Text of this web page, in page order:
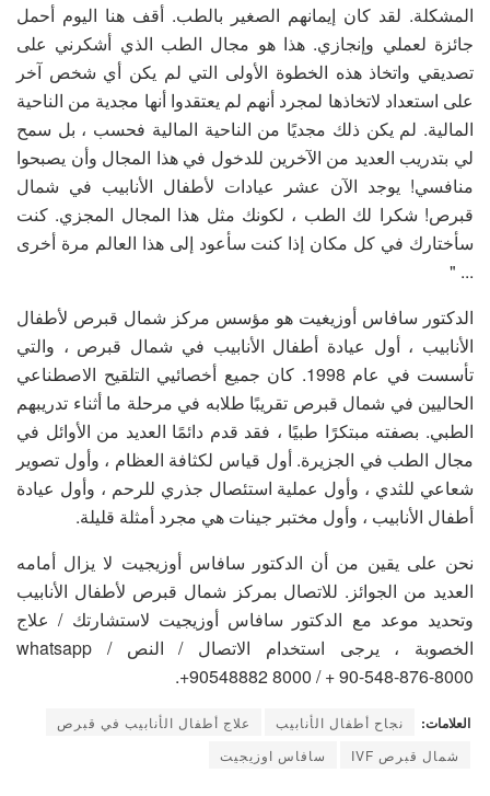
المشكلة. لقد كان إيمانهم الصغير بالطب. أقف هنا اليوم أحمل
جائزة لعملي وإنجازي. هذا هو مجال الطب الذي أشكرني على
تصديقي واتخاذ هذه الخطوة الأولى التي لم يكن أي شخص آخر
على استعداد لاتخاذها لمجرد أنهم لم يعتقدوا أنها مجدية من الناحية
المالية. لم يكن ذلك مجديًا من الناحية المالية فحسب ، بل سمح
لي بتدريب العديد من الآخرين للدخول في هذا المجال وأن يصبحوا
منافسي! يوجد الآن عشر عيادات لأطفال الأنابيب في شمال
قبرص! شكرا لك الطب ، لكونك مثل هذا المجال المجزي. كنت
سأختارك في كل مكان إذا كنت سأعود إلى هذا العالم مرة أخرى
... "
الدكتور سافاس أوزيغيت هو مؤسس مركز شمال قبرص لأطفال
الأنابيب ، أول عيادة أطفال الأنابيب في شمال قبرص ، والتي
تأسست في عام 1998. كان جميع أخصائيي التلقيح الاصطناعي
الحاليين في شمال قبرص تقريبًا طلابه في مرحلة ما أثناء تدريبهم
الطبي. بصفته مبتكرًا طبيًا ، فقد قدم دائمًا العديد من الأوائل في
مجال الطب في الجزيرة. أول قياس لكثافة العظام ، وأول تصوير
شعاعي للثدي ، وأول عملية استئصال جذري للرحم ، وأول عيادة
أطفال الأنابيب ، وأول مختبر جينات هي مجرد أمثلة قليلة.
نحن على يقين من أن الدكتور سافاس أوزيجيت لا يزال أمامه
العديد من الجوائز. للاتصال بمركز شمال قبرص لأطفال الأنابيب
وتحديد موعد مع الدكتور سافاس أوزيجيت لاستشارتك / علاج
الخصوبة ، يرجى استخدام الاتصال / النص / whatsapp
+90548882 8000 / + 90-548-876-8000.
العلامات: نجاح أطفال الأنابيب
علاج أطفال الأنابيب في قبرص
شمال قبرص IVF
سافاس اوزيجيت